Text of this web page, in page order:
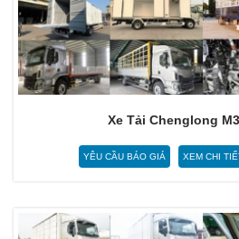
Xe Tải Chenglong
YÊU CẦU BÁO GIÁ XEM CHI